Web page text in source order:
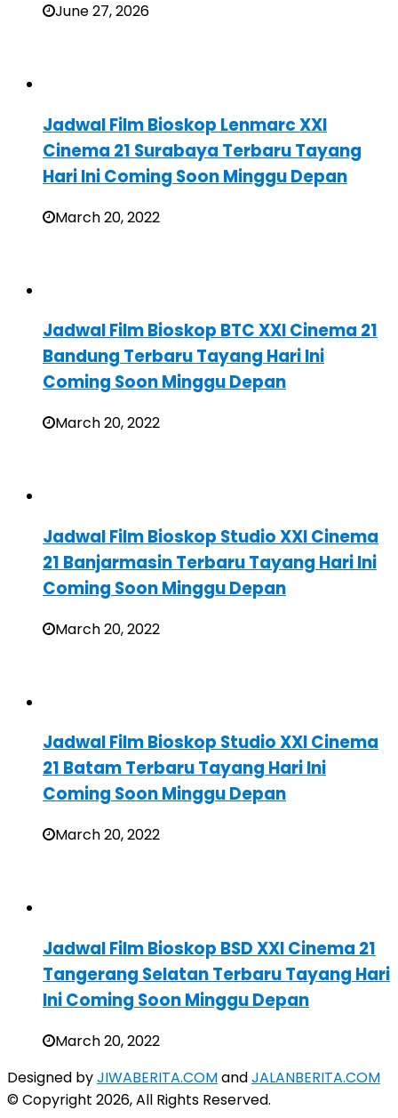
June 27, 2026
Jadwal Film Bioskop Lenmarc XXI
Cinema 21 Surabaya Terbaru Tayang
Hari Ini Coming Soon Minggu Depan
March 20, 2022
Jadwal Film Bioskop BTC XXI Cinema 21
Bandung Terbaru Tayang Hari Ini
Coming Soon Minggu Depan
March 20, 2022
Jadwal Film Bioskop Studio XXI Cinema
21 Banjarmasin Terbaru Tayang Hari Ini
Coming Soon Minggu Depan
March 20, 2022
Jadwal Film Bioskop Studio XXI Cinema
21 Batam Terbaru Tayang Hari Ini
Coming Soon Minggu Depan
March 20, 2022
Jadwal Film Bioskop BSD XXI Cinema 21
Tangerang Selatan Terbaru Tayang Hari
Ini Coming Soon Minggu Depan
March 20, 2022
Designed byJIWABERITA.COMandJALANBERITA.COM
© Copyright 2026, All Rights Reserved.